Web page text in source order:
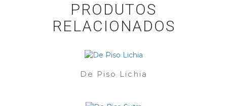
PRODUTOS
RELACIONADOS
De Piso Lichia